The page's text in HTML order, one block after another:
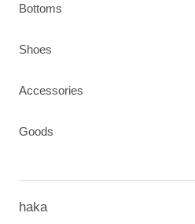
Bottoms
Shoes
Accessories
Goods
haka